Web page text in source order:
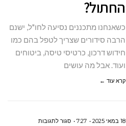
החתול?
החתול?
כשאנחנו מתכננים נסיעה לחו"ל, ישנם
הרבה סידורים שצריך לטפל בהם כמו
חידוש דרכון, כרטיסי טיסה, ביטוחים
ועוד. אבל מה עושים
קרא עוד ←
18 במאי 2025 7:27 סגור לתגובותעל